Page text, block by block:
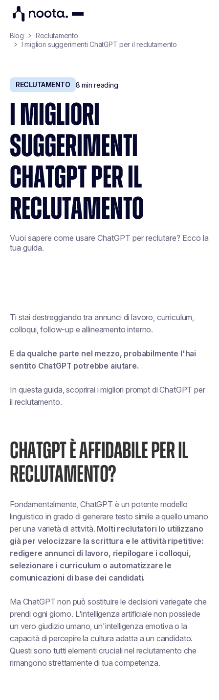
Blog
Reclutamento
I migliori suggerimenti ChatGPT per il reclutamento
RECLUTAMENTO 8 min reading
I MIGLIORI
SUGGERIMENTI
CHATGPT PER IL
RECLUTAMENTO
Vuoi sapere come usare ChatGPT per reclutare? Ecco la
tua guida.
Ti stai destreggiando tra annunci di lavoro, curriculum,
colloqui, follow-up e allineamento interno.
E da qualche parte nel mezzo, probabilmente l'hai
sentito ChatGPT potrebbe aiutare.
In questa guida, scoprirai i migliori prompt di ChatGPT per
il reclutamento.
CHATGPT È AFFIDABILE PER IL
RECLUTAMENTO?
Fondamentalmente, ChatGPT è un potente modello
linguistico in grado di generare testo simile a quello umano
per una varietà di attività. Molti reclutatori lo utilizzano
già per velocizzare la scrittura e le attività ripetitive:
redigere annunci di lavoro, riepilogare i colloqui,
selezionare i curriculum o automatizzare le
comunicazioni di base dei candidati.
Ma ChatGPT non può sostituire le decisioni variegate che
prendi ogni giorno. L'intelligenza artificiale non possiede
un vero giudizio umano, un'intelligenza emotiva o la
capacità di percepire la cultura adatta a un candidato.
Questi sono tutti elementi cruciali nel reclutamento che
rimangono strettamente di tua competenza.